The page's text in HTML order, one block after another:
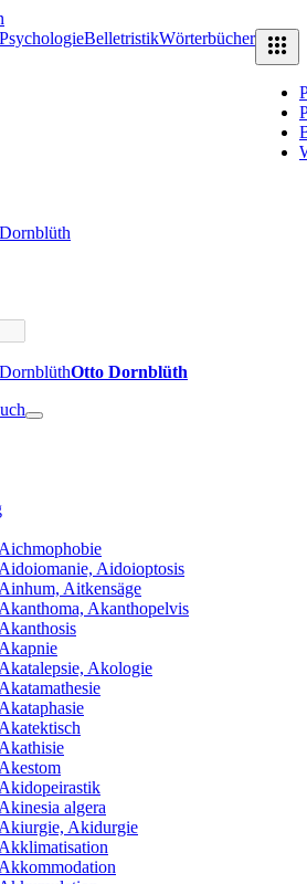
PsychologieBelletristikWörterbücher
Otto Dornblüth
Aichmophobie
Aidoiomanie, Aidoioptosis
Ainhum, Aitkensäge
Akanthoma, Akanthopelvis
Akanthosis
Akapnie
Akatalepsie, Akologie
Akatamathesie
Akataphasie
Akatektisch
Akathisie
Akestom
Akidopeirastik
Akinesia algera
Akiurgie, Akidurgie
Akklimatisation
Akkommodation